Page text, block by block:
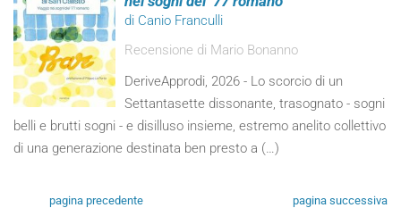
di Canio Franculli
Recensione di Mario Bonanno
DeriveApprodi, 2026 - Lo scorcio di un
Settantasette dissonante, trasognato - sogni
belli e brutti sogni - e disilluso insieme, estremo anelito collettivo
di una generazione destinata ben presto a (…)
pagina precedente pagina successiva